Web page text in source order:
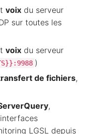
voix du serveur
sur toutes les
voix du serveur
)
de fichiers,
,
LGSL depuis